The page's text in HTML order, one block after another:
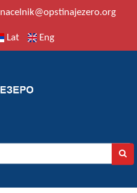
nacelnik@opstinajezero.org
Lat Eng